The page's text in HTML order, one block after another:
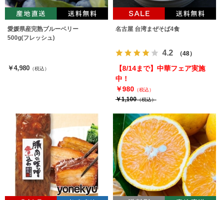
愛媛県産完熟ブルーベリー
500g(フレッシュ)
￥4,980 （税込）
名古屋 台湾まぜそば4食
4.2 （48）
【8/14まで】中華フェア実施
中！
￥980 （税込）
￥1,100（税込）